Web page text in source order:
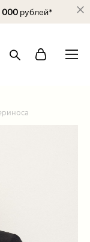
000рублей*